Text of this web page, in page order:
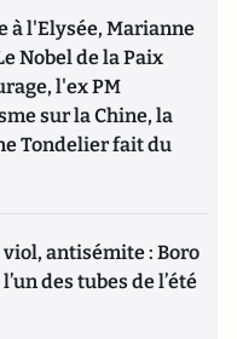
à l'Elysée, Marianne
Nobel de la Paix
l'ex PM
sur la Chine, la
Tondelier fait du
antisémite : Boro
des tubes de l’été